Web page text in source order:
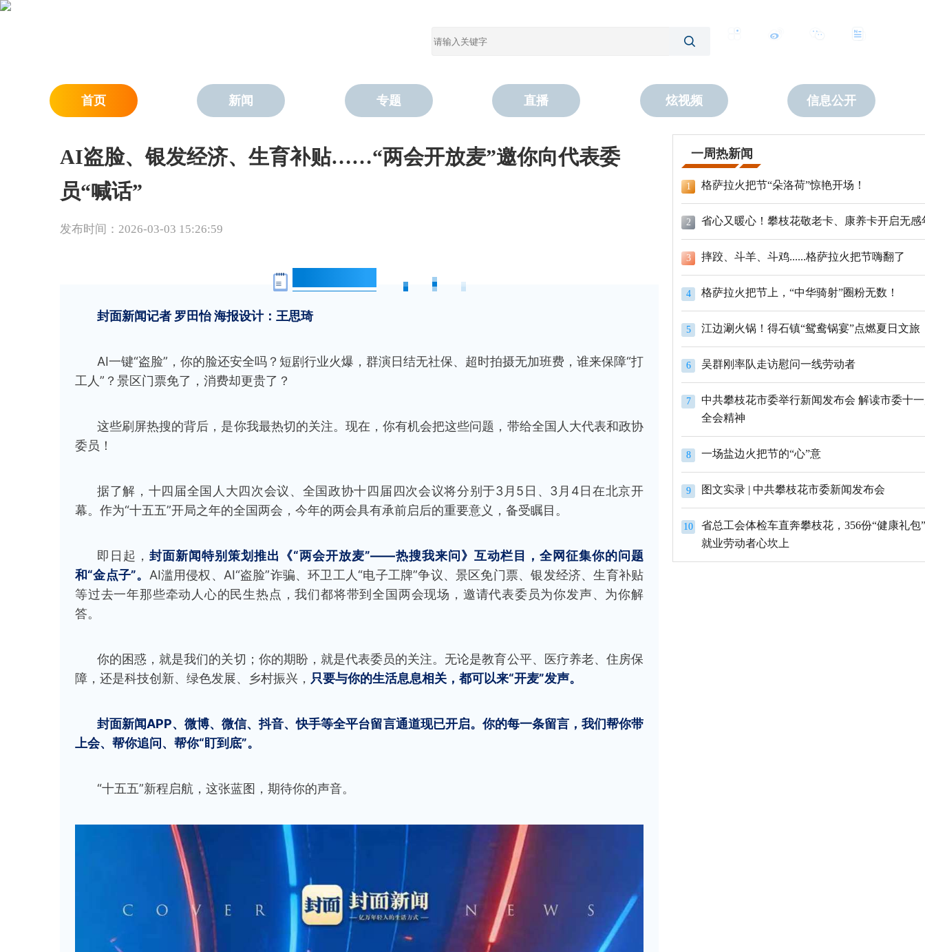
首页 新闻 专题 直播 炫视频 信息公开
AI盗脸、银发经济、生育补贴……“两会开放麦”邀你向代表委
员“喊话”
发布时间：2026-03-03 15:26:59
封面新闻记者 罗田怡 海报设计：王思琦
AI一键“盗脸”，你的脸还安全吗？短剧行业火爆，群演日结无社保、超时拍摄无加班费，谁来保障“打
工人”？景区门票免了，消费却更贵了？
这些刷屏热搜的背后，是你我最热切的关注。现在，你有机会把这些问题，带给全国人大代表和政协
委员！
据了解，十四届全国人大四次会议、全国政协十四届四次会议将分别于3月5日、3月4日在北京开
幕。作为“十五五”开局之年的全国两会，今年的两会具有承前启后的重要意义，备受瞩目。
即日起， 封面新闻特别策划推出《“两会开放麦”——热搜我来问》互动栏目，全网征集你的问题
和“金点子”。 AI滥用侵权、AI“盗脸”诈骗、环卫工人“电子工牌”争议、景区免门票、银发经济、生育补贴
等过去一年那些牵动人心的民生热点，我们都将带到全国两会现场，邀请代表委员为你发声、为你解
答。
你的困惑，就是我们的关切；你的期盼，就是代表委员的关注。无论是教育公平、医疗养老、住房保
障，还是科技创新、绿色发展、乡村振兴， 只要与你的生活息息相关，都可以来“开麦”发声。
封面新闻APP、微博、微信、抖音、快手等全平台留言通道现已开启。你的每一条留言，我们帮你带
上会、帮你追问、帮你“盯到底”。
“十五五”新程启航，这张蓝图，期待你的声音。
一周热新闻
1 格萨拉火把节“朵洛荷”惊艳开场！
2 省心又暖心！攀枝花敬老卡、康养卡开启无感
3 摔跤、斗羊、斗鸡......格萨拉火把节嗨翻了
4 格萨拉火把节上，“中华骑射”圈粉无数！
5 江边涮火锅！得石镇“鸳鸯锅宴”点燃夏日文旅
6 吴群刚率队走访慰问一线劳动者
7
中共攀枝花市委举行新闻发布会 解读市委十
全会精神
8 一场盐边火把节的“心”意
9 图文实录 | 中共攀枝花市委新闻发布会
10
省总工会体检车直奔攀枝花，356份“健康礼包
就业劳动者心坎上